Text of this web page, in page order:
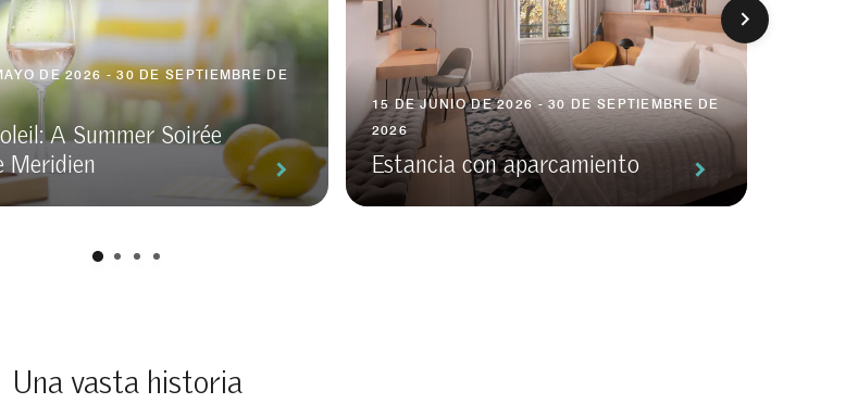
DE 2026 - 30 DE SEPTIEMBRE DE
A Summer Soirée
Meridien
15 DE JUNIO DE 2026 - 30 DE SEPTIEMBRE DE
2026
Estancia con aparcamiento
Una vasta historia